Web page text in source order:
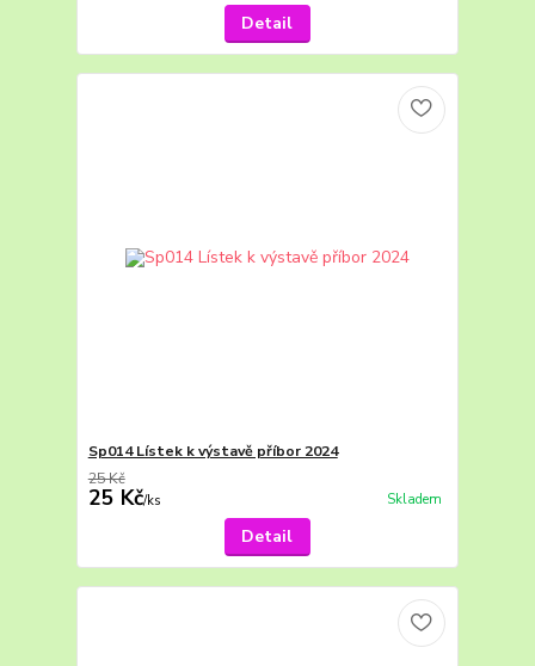
Detail
Sp014 Lístek k výstavě příbor 2024
25 Kč
25 Kč/ks Skladem
Detail